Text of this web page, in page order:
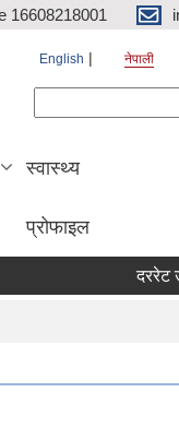
16608218001
English नेपाली
स्वास्थ्य
प्रोफाइल
दररेट